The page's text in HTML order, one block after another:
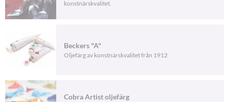
ocholjepapper
konstnärskvalitet.
Beckers "A"
Oljefärg av konstnärskvalitet från 1912
Cobra Artist oljefärg